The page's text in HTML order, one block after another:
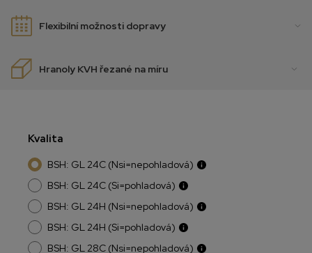
Flexibilní možnosti dopravy
Hranoly KVH řezané na míru
Kvalita
BSH: GL 24C (Nsi=nepohladová)
BSH: GL 24C (Si=pohladová)
BSH: GL 24H (Nsi=nepohladová)
BSH: GL 24H (Si=pohladová)
BSH: GL 28C (Nsi=nepohladová)